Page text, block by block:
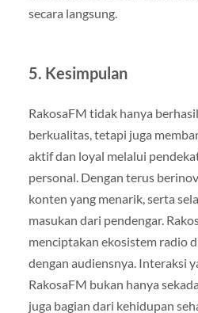
secara langsung.
5. Kesimpulan
RakosaFM tidak hanya
berkualitas, tetapi juga
aktif dan loyal melalui
personal. Dengan terus
konten yang menarik, serta
masukan dari pendengar.
menciptakan ekosistem radio
dengan audiensnya. Interaksi
RakosaFM bukan hanya
juga bagian dari kehidupan